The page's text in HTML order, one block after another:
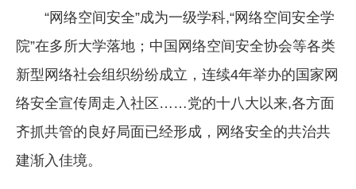
“网络空间安全”成为一级学科,“网络空间安全学
院”在多所大学落地；中国网络空间安全协会等各类
新型网络社会组织纷纷成立，连续4年举办的国家网
络安全宣传周走入社区……党的十八大以来,各方面
齐抓共管的良好局面已经形成，网络安全的共治共
建渐入佳境。